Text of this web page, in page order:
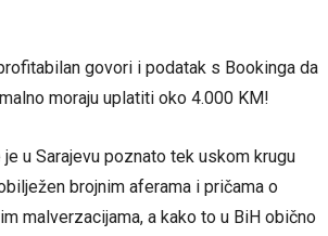
govori i podatak s Bookinga da
moraju uplatiti oko 4.000 KM!
u Sarajevu poznato tek uskom krugu
brojnim aferama i pričama o
malverzacijama, a kako to u BiH obično